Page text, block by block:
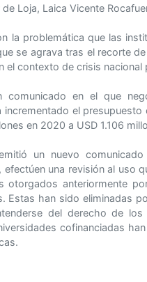
Loja, Laica Vicente
la problemática que las
se agrava tras el recorte
el contexto de crisis nacional
comunicado en el que
el
en 2020 a USD 1.106
un nuevo
una revisión al uso
anteriormente
Estas han sido eliminadas
del derecho de
cofinanciadas